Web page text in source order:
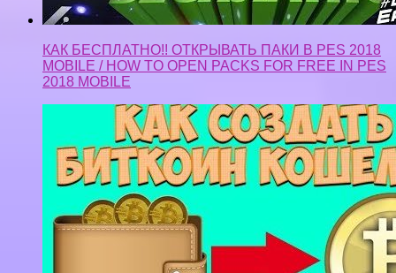
КАК БЕСПЛАТНО!! ОТКРЫВАТЬ ПАКИ В PES 2018
MOBILE / HOW TO OPEN PACKS FOR FREE IN PES
2018 MOBILE